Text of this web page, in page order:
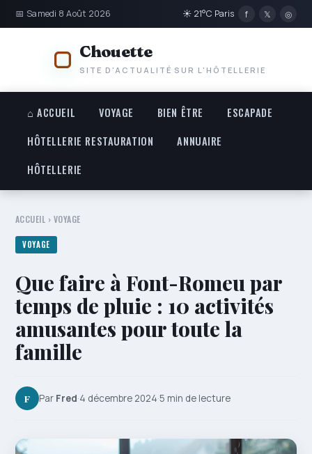
📅 Samedi 8 Août 2026 ☀ 21°C Paris f 𝕏 ◎
Chouette
SITE D'ACTUALITÉ SUR L'HÔTELLERIE
⌂ ACCUEIL VOYAGE BIEN ÊTRE
ESCAPADE
HÔTELLERIE RESTAURATION
ANNUAIRE
HÔTELLERIE
ACCUEIL › VOYAGE
VOYAGE
Que faire à Font-Romeu par
temps de pluie : 10 activités
amusantes pour toute la
famille
F Par Fred·4 décembre 2024·5 min de lecture